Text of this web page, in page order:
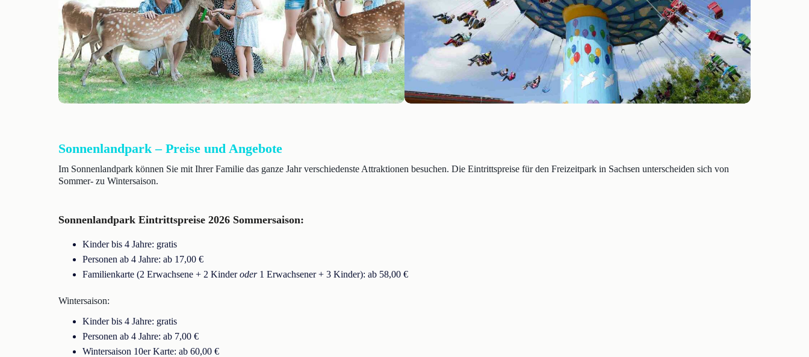
Sonnenlandpark – Preise und Angebote
Im Sonnenlandpark können Sie mit Ihrer Familie das ganze Jahr verschiedenste Attraktionen besuchen. Die Eintrittspreise für den Freizeitpark in Sachsen unterscheiden sich von
Sommer- zu Wintersaison.
Sonnenlandpark Eintrittspreise 2026 Sommersaison:
Kinder bis 4 Jahre: gratis
Personen ab 4 Jahre: ab 17,00 €
Familienkarte (2 Erwachsene + 2 Kinderoder1 Erwachsener + 3 Kinder): ab 58,00 €
Wintersaison:
Kinder bis 4 Jahre: gratis
Personen ab 4 Jahre: ab 7,00 €
Wintersaison 10er Karte: ab 60,00 €